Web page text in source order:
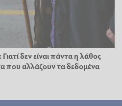
δεν είναι πάντα η λάθος
που αλλάζουν τα δεδομένα